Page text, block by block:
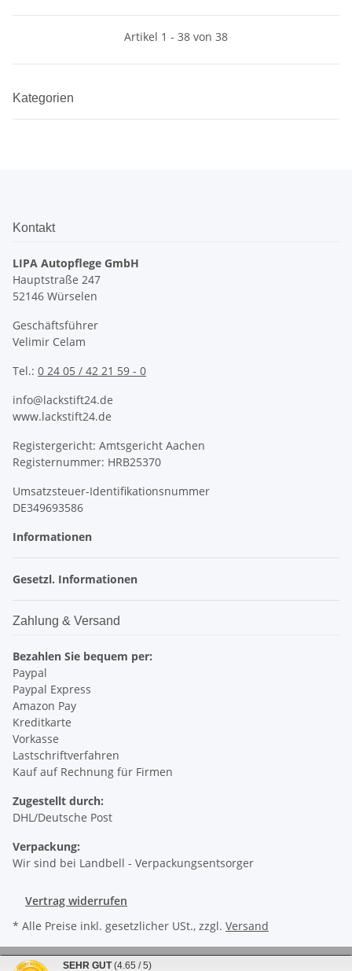
Artikel 1 - 38 von 38
Kategorien
Kontakt
LIPA Autopflege GmbH
Hauptstraße 247
52146 Würselen
Geschäftsführer
Velimir Celam
Tel.: 0 24 05 / 42 21 59 - 0
info@lackstift24.de
www.lackstift24.de
Registergericht: Amtsgericht Aachen
Registernummer: HRB25370
Umsatzsteuer-Identifikationsnummer
DE349693586
Informationen
Gesetzl. Informationen
Zahlung & Versand
Bezahlen Sie bequem per:
Paypal
Paypal Express
Amazon Pay
Kreditkarte
Vorkasse
Lastschriftverfahren
Kauf auf Rechnung für Firmen
Zugestellt durch:
DHL/Deutsche Post
Verpackung:
Wir sind bei Landbell - Verpackungsentsorger
Vertrag widerrufen
* Alle Preise inkl. gesetzlicher USt., zzgl. Versand
© LIPA Autopflege GmbH
SEHR GUT (4.65 / 5)